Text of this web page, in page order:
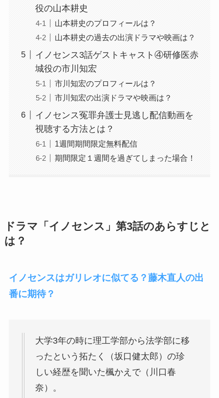
役の山本耕史
山本耕史のプロフィールは？
山本耕史の過去の出演ドラマや映画は？
イノセンス3話ゲストキャスト④研修医赤
城役の市川知宏
市川知宏のプロフィールは？
市川知宏の出演ドラマや映画は？
イノセンス冤罪弁護士見逃し配信動画を
視聴する方法とは？
1週間期間限定無料配信
期間限定１週間を過ぎてしまった場合！
ドラマ「イノセンス」第3話のあらすじと
は？
イノセンスはガリレオに似てる？藤木直人の出
番に期待？
大学3年の時に理工学部から法学部に移
ったという拓たく（坂口健太郎）の珍
しい経歴を聞いた楓かえで（川口春
奈）。